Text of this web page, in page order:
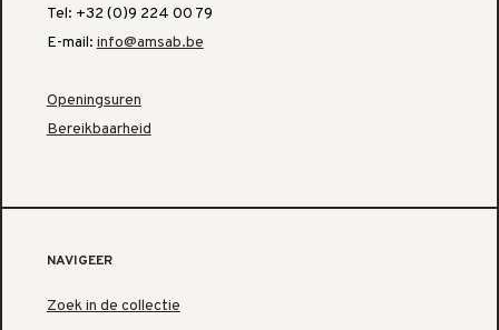
Tel: +32 (0)9 224 00 79
E-mail: info@amsab.be
Openingsuren
Bereikbaarheid
NAVIGEER
Zoek in de collectie